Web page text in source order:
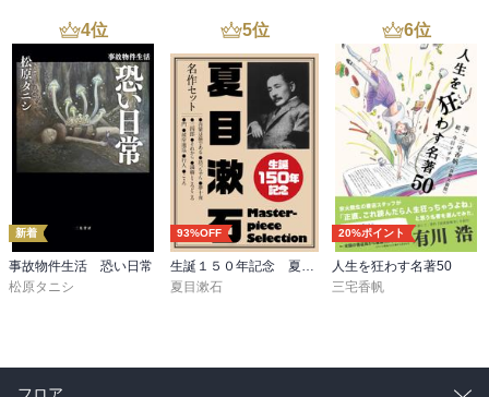
4位
新着
事故物件生活 恐い日常
松原タニシ
5位
93%OFF
夏目漱石
6位
20%ポイント
人生を狂わす名著50
三宅香帆
フロア